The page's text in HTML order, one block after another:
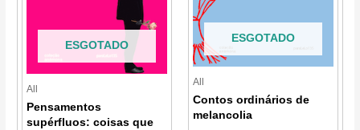
ESGOTADO
All
Pensamentos
supérfluos: coisas que
ESGOTADO
All
Contos ordinários de
melancolia